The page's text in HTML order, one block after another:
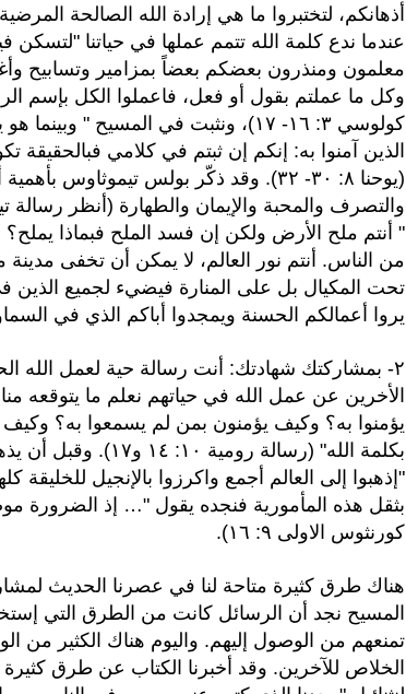
عندما ندع كلمة الله تتمم عملها في حياتنا
معلمون ومنذرون بعضكم بعضاً بمزامير وتسابيح
وكل ما عملتم بقول أو فعل، فاعملوا الكل بإسم
كولوسي ٣: ١٦- ١٧)، ونثبت في المسيح "
الذين آمنوا به: إنكم إن ثبتم في كلامي
(يوحنا ٨: ٣٠- ٣٢). وقد ذكّر بولس
" أنتم ملح الأرض ولكن إن فسد الملح فبماذا
من الناس. أنتم نور العالم، لا يمكن أن تخفى
تحت المكيال بل على المنارة فيضيء لجميع
يروا أعمالكم الحسنة ويمجدوا أباكم الذي في السماوات"
٢- بمشاركتك شهادتك: أنت رسالة حية لعمل الله
الأخرين عن عمل الله في حياتهم نعلم ما يتوقعه
يؤمنوا به؟ وكيف يؤمنون بمن لم يسمعوا به؟ وكيف
بكلمة الله" (رسالة
"إ
بثقل هذه المأمورية فنجده يقول "… إذ الضرورة
كورنثوس الاولى ٩: ١٦).
هناك طرق كثيرة متاحة لنا في عصرنا الحديث
المسيح نجد أن الرسائل كانت من الطرق التي
تمنعهم من الوصول إليهم. واليوم هناك الكثير
الخلاص للآخرين. وقد أخبرنا الكتاب عن طرق